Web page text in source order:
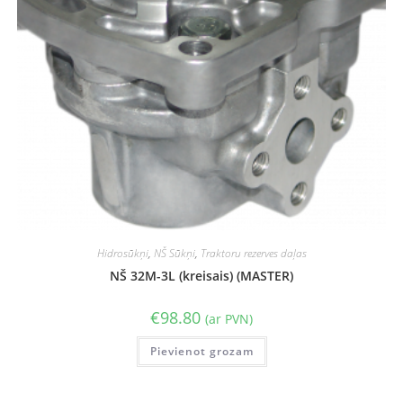
Hidrosūkņi, NŠ Sūkņi, Traktoru rezerves daļas
NŠ 32M-3L (kreisais) (MASTER)
€98.80 (ar PVN)
Pievienot grozam